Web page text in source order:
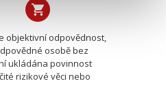
objektivní odpovědnost,
osobě bez
ukládána povinnost
rizikové věci nebo